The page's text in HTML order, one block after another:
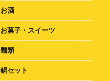
お酒
お菓子・スイーツ
麺類
鍋セット